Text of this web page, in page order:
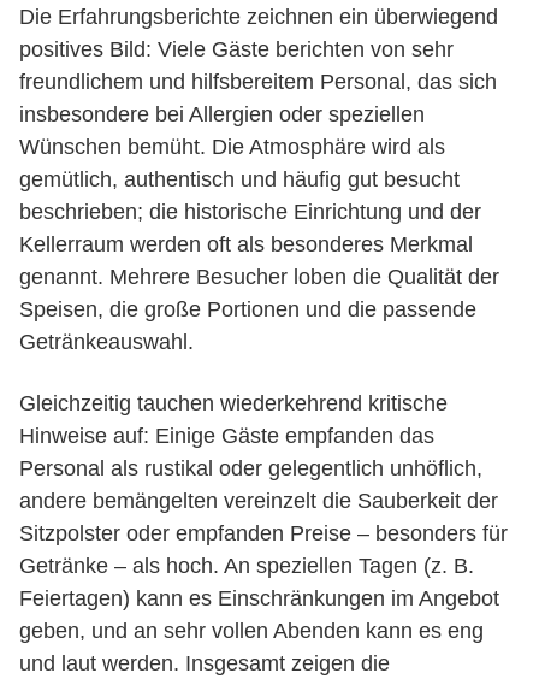
Die Erfahrungsberichte zeichnen ein überwiegend
positives Bild: Viele Gäste berichten von sehr
freundlichem und hilfsbereitem Personal, das sich
insbesondere bei Allergien oder speziellen
Wünschen bemüht. Die Atmosphäre wird als
gemütlich, authentisch und häufig gut besucht
beschrieben; die historische Einrichtung und der
Kellerraum werden oft als besonderes Merkmal
genannt. Mehrere Besucher loben die Qualität der
Speisen, die große Portionen und die passende
Getränkeauswahl.
Gleichzeitig tauchen wiederkehrend kritische
Hinweise auf: Einige Gäste empfanden das
Personal als rustikal oder gelegentlich unhöflich,
andere bemängelten vereinzelt die Sauberkeit der
Sitzpolster oder empfanden Preise – besonders für
Getränke – als hoch. An speziellen Tagen (z. B.
Feiertagen) kann es Einschränkungen im Angebot
geben, und an sehr vollen Abenden kann es eng
und laut werden. Insgesamt zeigen die